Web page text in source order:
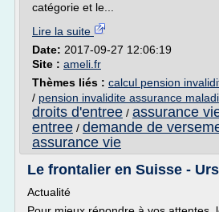
catégorie et le...
Lire la suite
Date: 2017-09-27 12:06:19
Site : ameli.fr
Thèmes liés : calcul pension
/ pension invalidite assurance
droits d'entree / assurance
entree / demande de
assurance vie
Le frontalier en Suisse -
Actualité